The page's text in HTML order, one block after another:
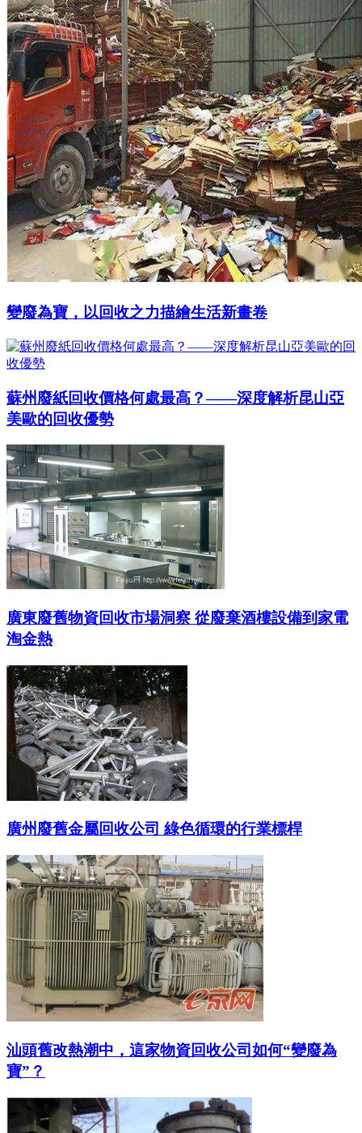
變廢為寶，以回收之力描繪生活新畫卷
蘇州廢紙回收價格何處最高？——深度解析昆山亞
美歐的回收優勢
廣東廢舊物資回收市場洞察 從廢棄酒樓設備到家電
淘金熱
廣州廢舊金屬回收公司 綠色循環的行業標桿
汕頭舊改熱潮中，這家物資回收公司如何“變廢為
寶”？